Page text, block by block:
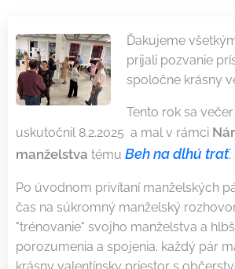
Ďakujeme
prijali pozvanie
spoločne krásny
Tento rok sa
uskutočnil 8.2.2025 a mal v rámci
manželstva tému Beh na dlhú trať.
Po úvodnom privítaní manželských
čas na súkromný manželský
"trénovanie" svojho manželstva a
porozumenia a spojenia. každý pár